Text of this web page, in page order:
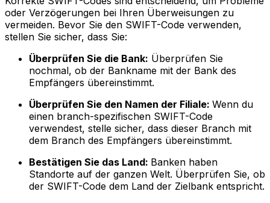
oder Verzögerungen bei Ihren Überweisungen zu
vermeiden. Bevor Sie den SWIFT-Code verwenden,
stellen Sie sicher, dass Sie:
Überprüfen Sie die Bank: Überprüfen Sie
nochmal, ob der Bankname mit der Bank des
Empfängers übereinstimmt.
Überprüfen Sie den Namen der Filiale: Wenn du
einen branch-spezifischen SWIFT-Code
verwendest, stelle sicher, dass dieser Branch mit
dem Branch des Empfängers übereinstimmt.
Bestätigen Sie das Land: Banken haben
Standorte auf der ganzen Welt. Überprüfen Sie, ob
der SWIFT-Code dem Land der Zielbank entspricht.